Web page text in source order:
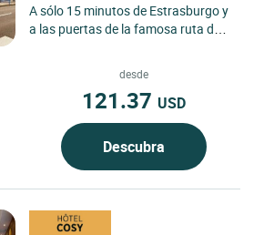
A sólo 15 minutos de Estrasburgo y
a las puertas de la famosa ruta de
desde
121.37 USD
Descubra